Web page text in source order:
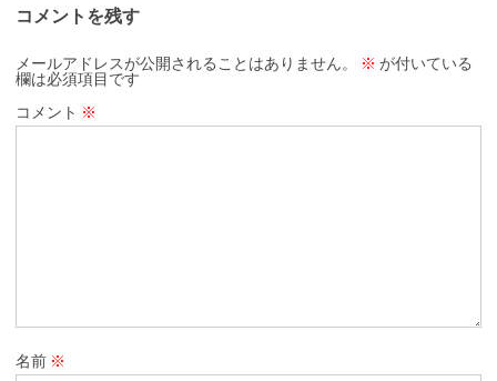
コメントを残す
メールアドレスが公開されることはありません。 ※ が付いている
欄は必須項目です
コメント ※
名前 ※